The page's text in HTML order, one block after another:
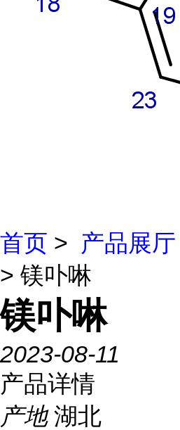
首页 > 产品展厅
> 镁卟啉
镁卟啉
2023-08-11
产品详情
产地 湖北